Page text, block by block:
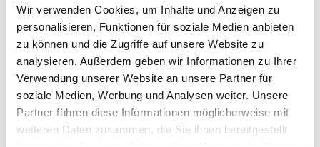
Wir verwenden Cookies, um Inhalte und Anzeigen zu
personalisieren, Funktionen für soziale Medien anbieten
zu können und die Zugriffe auf unsere Website zu
analysieren. Außerdem geben wir Informationen zu Ihrer
Verwendung unserer Website an unsere Partner für
soziale Medien, Werbung und Analysen weiter. Unsere
Partner führen diese Informationen möglicherweise mit
weiteren Daten zusammen, die Sie ihnen bereitgestellt